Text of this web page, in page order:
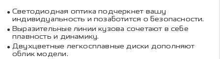
Светодиодная оптика подчеркнет вашу
индивидуальность и позаботится о безопасности.
Выразительные линии кузова сочетают в себе
плавность и динамику.
Двухцветные легкосплавные диски дополняют
облик модели.